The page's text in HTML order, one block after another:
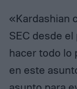
«Kardashian
SEC desde
hacer todo lo
en este